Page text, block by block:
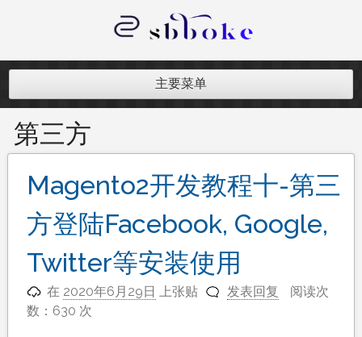
内
记录跨境电商独立站开发遇到的点点
主要菜单
第三方
Magento2开发教程十-第三
方登陆Facebook, Google,
Twitter等安装使用
在 2020年6月29日 上张贴 发表回复
阅读次
数：630 次